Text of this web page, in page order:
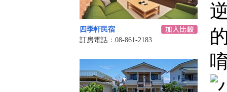
四季軒民宿
訂房電話：08-861-2183